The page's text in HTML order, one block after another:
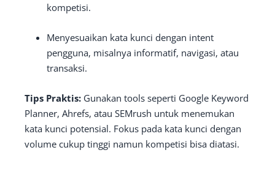
kompetisi.
Menyesuaikan kata kunci dengan intent
pengguna, misalnya informatif, navigasi, atau
transaksi.
Tips Praktis: Gunakan tools seperti Google Keyword
Planner, Ahrefs, atau SEMrush untuk menemukan
kata kunci potensial. Fokus pada kata kunci dengan
volume cukup tinggi namun kompetisi bisa diatasi.